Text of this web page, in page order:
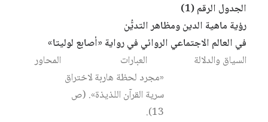
الجدول الرقم (1)
رؤية ماهية الدين ومظاهر التديُّن
في العالم الاجتماعي الروائي في رواية «أصابع لوليتا»
السياق والدلالة
العبارات المحاور
«مجرد لحظة هاربة لاختراق
سرية القرآن اللذيذة». (ص
13).